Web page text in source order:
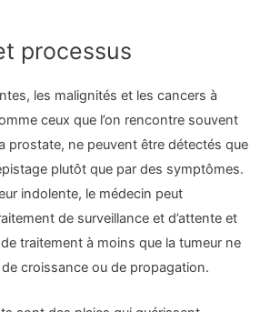
processus
les malignités et les cancers à
ceux que l’on rencontre souvent
prostate, ne peuvent être détectés que
plutôt que par des symptômes.
indolente, le médecin peut
de surveillance et d’attente et
traitement à moins que la tumeur ne
croissance ou de propagation.